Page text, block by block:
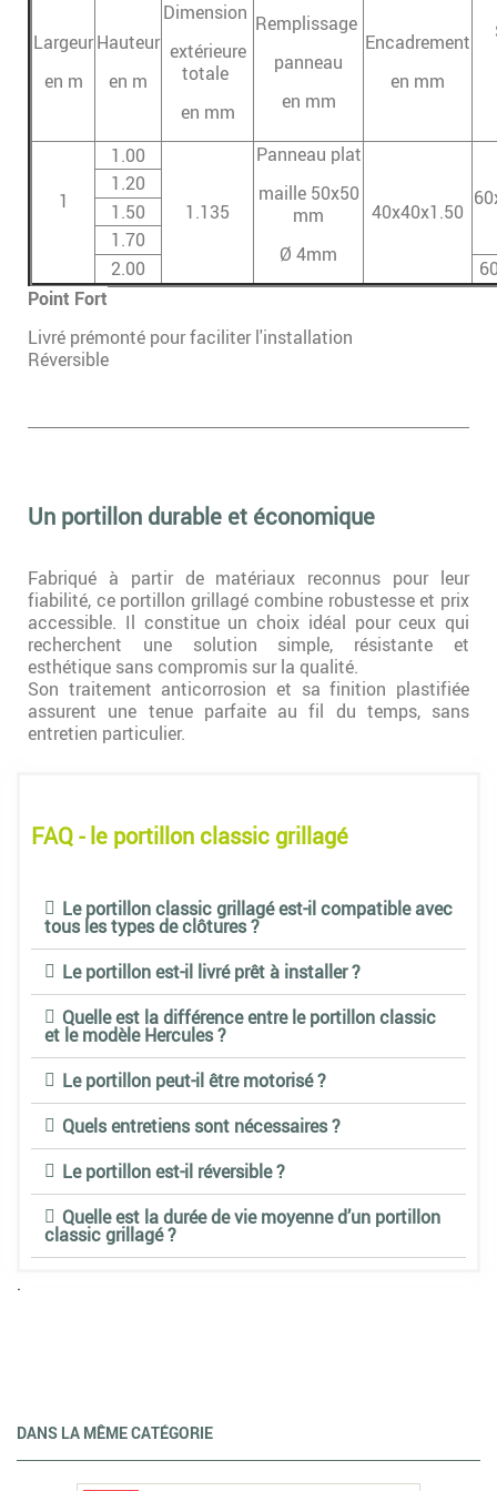
Largeur
en m
Hauteur
en m
Dimension
extérieure
totale
en mm
Remplissage
panneau
en mm
Encadrement
en mm
1
1.00
1.135
Panneau plat
maille 50x50
mm
Ø 4mm
40x40x1.50
1.20
1.50
1.70
2.00
Point Fort
Livré prémonté pour faciliter l'installation
Réversible
Un portillon durable et économique
Fabriqué à partir de matériaux reconnus pour leur
fiabilité, ce portillon grillagé combine robustesse et prix
accessible. Il constitue un choix idéal pour ceux qui
recherchent une solution simple, résistante et
esthétique sans compromis sur la qualité.
Son traitement anticorrosion et sa finition plastifiée
assurent une tenue parfaite au fil du temps, sans
entretien particulier.
FAQ - le portillon classic grillagé
Le portillon classic grillagé est-il compatible avec
tous les types de clôtures ?
Le portillon est-il livré prêt à installer ?
Quelle est la différence entre le portillon classic
et le modèle Hercules ?
Le portillon peut-il être motorisé ?
Quels entretiens sont nécessaires ?
Le portillon est-il réversible ?
Quelle est la durée de vie moyenne d’un portillon
classic grillagé ?
.
DANS LA MÊME CATÉGORIE